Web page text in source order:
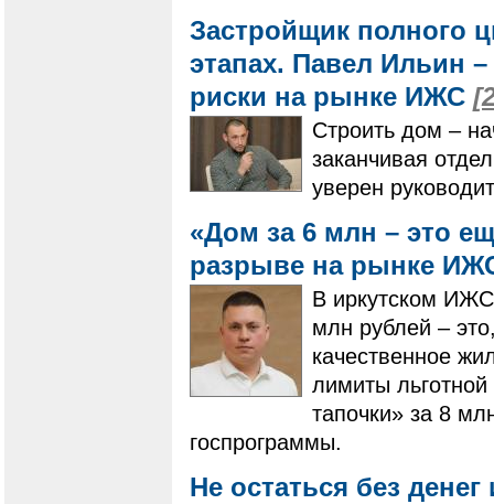
Застройщик полного
этапах. Павел Ильин
риски на рынке ИЖС
Строить дом –
заканчивая
уверен
«Дом за 6 млн – это
разрыве на рынке
В иркутском
млн рублей –
качественное
лимиты
тапочки» за 8
госпрограммы.
Не остаться без